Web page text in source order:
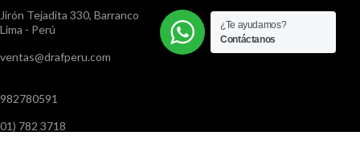
Jirón Tejadita 330, Barranco
Lima - Perú
ventas@drafperu.com
982780591
01) 782 3718
¿Te ayudamos?
Contáctanos